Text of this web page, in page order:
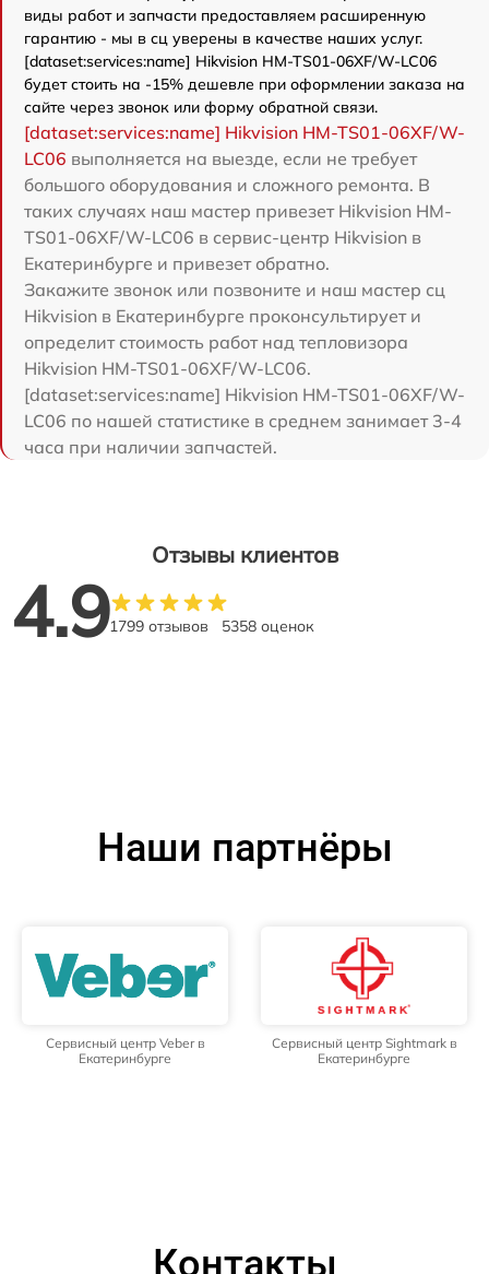
виды работ и запчасти предоставляем расширенную
гарантию - мы в сц уверены в качестве наших услуг.
[dataset:services:name] Hikvision HM-TS01-06XF/W-LC06
будет стоить на -15% дешевле при оформлении заказа на
сайте через звонок или форму обратной связи.
[dataset:services:name] Hikvision HM-TS01-06XF/W-
LC06 выполняется на выезде, если не требует
большого оборудования и сложного ремонта. В
таких случаях наш мастер привезет Hikvision HM-
TS01-06XF/W-LC06 в сервис-центр Hikvision в
Екатеринбурге и привезет обратно.
Закажите звонок или позвоните и наш мастер сц
Hikvision в Екатеринбурге проконсультирует и
определит стоимость работ над тепловизора
Hikvision HM-TS01-06XF/W-LC06.
[dataset:services:name] Hikvision HM-TS01-06XF/W-
LC06 по нашей статистике в среднем занимает 3-4
часа при наличии запчастей.
Отзывы клиентов
4.91799 отзывов 5358 оценок
Наши партнёры
Сервисный центр Veber в
Екатеринбурге
Сервисный центр Sightmark в
Екатеринбурге
Контакты